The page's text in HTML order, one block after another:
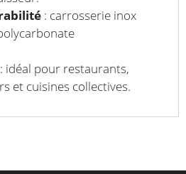
: carrosserie inox
: idéal pour restaurants,
et cuisines collectives.